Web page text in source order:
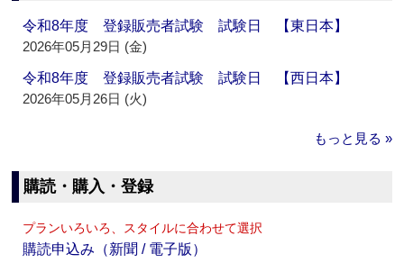
令和8年度 登録販売者試験 試験日 【東日本】
2026年05月29日 (金)
令和8年度 登録販売者試験 試験日 【西日本】
2026年05月26日 (火)
もっと見る »
購読・購入・登録
プランいろいろ、スタイルに合わせて選択
購読申込み（新聞 / 電子版）